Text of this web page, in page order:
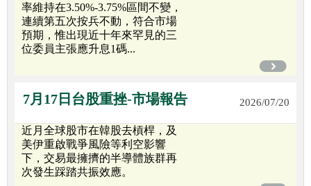
率維持在3.50%-3.75%區間不變，
連續第五次按兵不動，符合市場
預期，惟出現近十年來罕見的三
位委員主張應升息1碼...
7月17日台股重挫-市場報告 2026/07/20
近月全球股市在韓股去槓桿，及
美伊重啟戰爭風險等利空影響
下，交易最擁擠的半導體族群再
次發生踩踏共振效應。